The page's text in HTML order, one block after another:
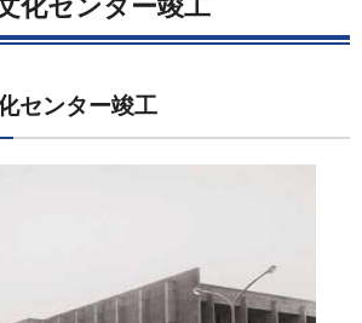
化センター竣工
センター竣工